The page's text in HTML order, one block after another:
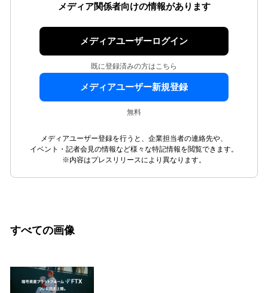
メディア関係者向けの情報があります
メディアユーザーログイン
既に登録済みの方はこちら
メディアユーザー新規登録
無料
メディアユーザー登録を行うと、企業担当者の連絡先や、
イベント・記者会見の情報など様々な特記情報を閲覧できます。
※内容はプレスリリースにより異なります。
すべての画像